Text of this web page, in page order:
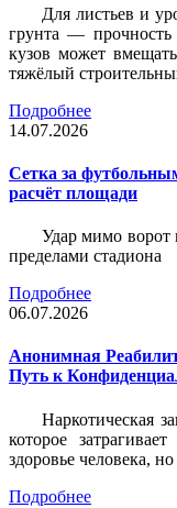
Для листьев и
грунта — прочность
кузов может
тяжёлый
Подробнее
14.07.2026
Сетка за
расчёт площади
Удар мимо ворот
пределами стадиона
Подробнее
06.07.2026
Анонимная
Путь к
Наркотическая
которое
здоровье человека,
Подробнее